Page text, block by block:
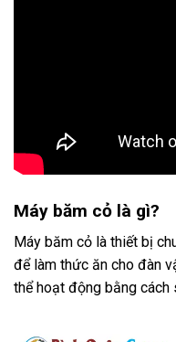
Máy băm cỏ là gì?
Máy băm cỏ là thiết bị
để làm thức ăn cho đàn
thể hoạt động bằng